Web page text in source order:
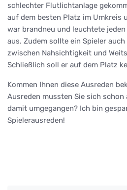
schlechter Flutlichtanlage
auf dem besten Platz im Umkreis
war brandneu und leuchtete
aus. Zudem sollte ein Spieler
zwischen Nahsichtigkeit und
Schließlich soll er auf dem Platz
Kommen Ihnen diese Ausreden
Ausreden mussten Sie sich
damit umgegangen? Ich bin
Spielerausreden!